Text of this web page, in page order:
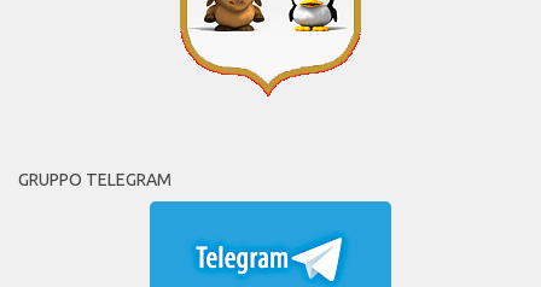
GRUPPO TELEGRAM